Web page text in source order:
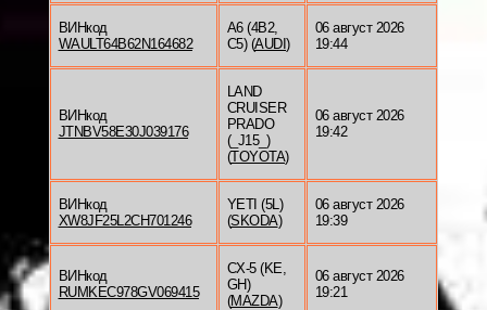
ВИНкод
WAULT64B62N164682
A6 (4B2,
C5) (AUDI )
06 август 2026
19:44
ВИНкод
JTNBV58E30J039176
LAND
CRUISER
PRADO
(_J15_)
(TOYOTA)
06 август 2026
19:42
ВИНкод
XW8JF25L2CH701246
YETI (5L)
(SKODA)
06 август 2026
19:39
ВИНкод
RUMKEC978GV069415
CX-5 (KE,
GH)
(MAZDA)
06 август 2026
19:21